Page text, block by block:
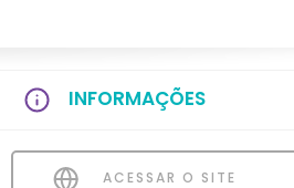
INFORMAÇÕES
ACESSAR O SITE